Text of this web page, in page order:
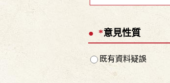
*意見性質
既有資料疑誤